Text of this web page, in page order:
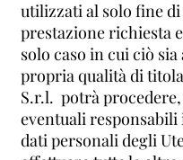
utilizzati al solo fine
prestazione richiesta
solo caso in cui ciò
propria qualità di
S.r.l. potrà
eventuali responsabili
dati personali degli